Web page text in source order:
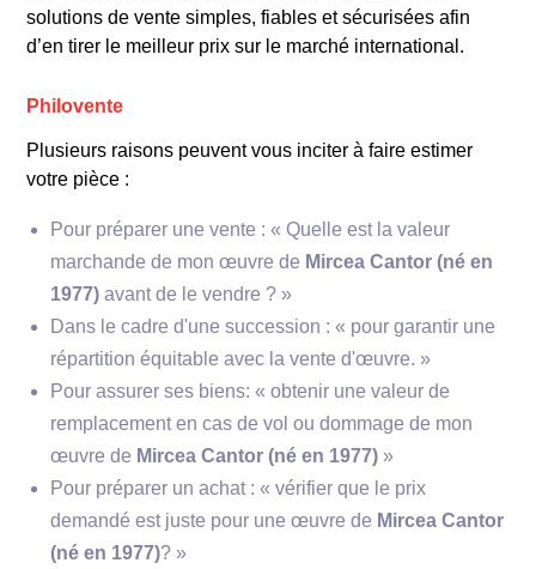
**Style et techniques**
**Courant artistique**
**Importance et influence**
solutions de vente simples, fiables et sécurisées afin
d’en tirer le meilleur prix sur le marché international.
Philovente
Plusieurs raisons peuvent vous inciter à faire estimer
votre pièce :
Pour préparer une vente : « Quelle est la valeur
marchande de mon œuvre de Mircea Cantor (né en
1977) avant de le vendre ? »
Dans le cadre d'une succession : « pour garantir une
répartition équitable avec la vente d'œuvre. »
Pour assurer ses biens: « obtenir une valeur de
remplacement en cas de vol ou dommage de mon
œuvre de Mircea Cantor (né en 1977) »
Pour préparer un achat : « vérifier que le prix
demandé est juste pour une œuvre de Mircea Cantor
(né en 1977)? »